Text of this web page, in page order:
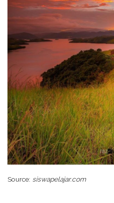
Source: siswapelajar.com